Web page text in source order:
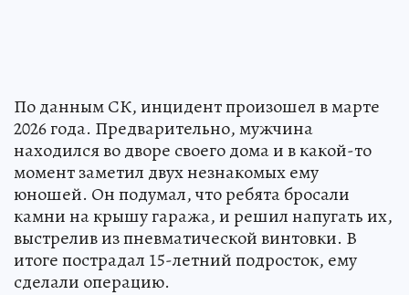
По данным СК, инцидент произошел в марте
2026 года. Предварительно, мужчина
находился во дворе своего дома и в какой-то
момент заметил двух незнакомых ему
юношей. Он подумал, что ребята бросали
камни на крышу гаража, и решил напугать их,
выстрелив из пневматической винтовки. В
итоге пострадал 15-летний подросток, ему
сделали операцию.